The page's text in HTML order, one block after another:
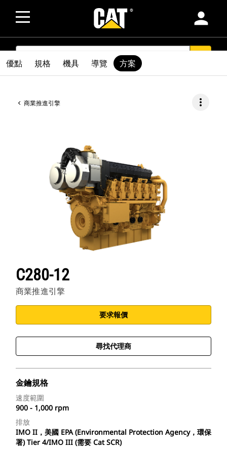
person
SEARCH
商業推進引擎 more_vert
C280-12
商業推進引擎
要求報價
尋找代理商
金鑰規格
速度範圍
900 - 1,000 rpm
排放
IMO II，美國 EPA (Environmental Protection Agency，環保
署) Tier 4/IMO III (需要 Cat SCR)
優點 規格 機具 導覽 方案